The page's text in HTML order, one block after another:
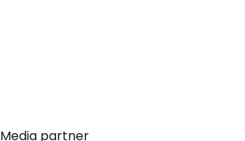
Media partner